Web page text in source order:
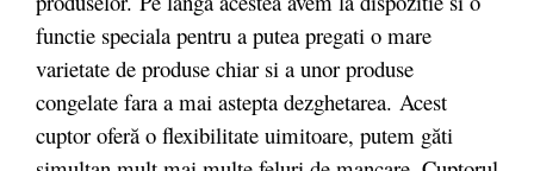
functie speciala pentru a putea pregati o mare
varietate de produse chiar si a unor produse
congelate fara a mai astepta dezghetarea. Acest
cuptor oferă o flexibilitate uimitoare, putem găti